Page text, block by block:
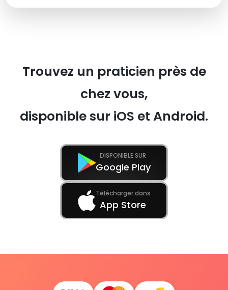
Trouvez un praticien près de
chez vous,
disponible sur iOS et Android.
DISPONIBLE SUR
Google Play
Télécharger dans
App Store